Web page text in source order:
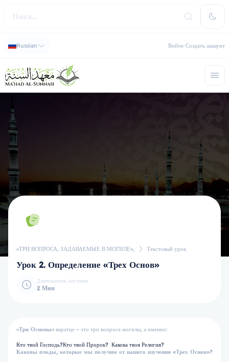
Russian Войти Создать аккаунт
«ТРИ ВОПРОСА, ЗАДАВАЕМЫЕ В МОГИЛЕ», Текстовый урок
Урок 2. Определение «Трех Основ»
Длительность обучения
2 Мин
«Три Основы» вкратце – это три вопроса могилы, а именно:
Кто твой Господь?Кто твой Пророк? Какова твоя Религия?
Каковы плоды, которые мы получим от нашего изучения «Трех Основ»?